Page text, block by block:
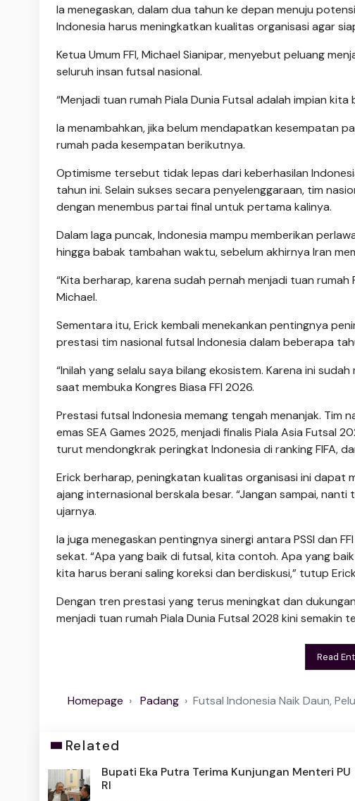
Ia menegaskan, dalam dua tahun ke depan menuju
Indonesia harus meningkatkan kualitas organisasi agar
Ketua Umum FFI, Mi­chael Sianipar, menyebut peluang
seluruh insan futsal nasional.
“Menjadi tuan rumah Piala Dunia Futsal adalah impian kita
Ia menambahkan, jika belum mendapatkan ke­sem­patan
rumah pada kesempatan berikutnya.
Optimisme tersebut tidak lepas dari keberhasilan
tahun ini. Selain sukses secara penyelenggaraan, tim
dengan menembus partai final untuk pertama kalinya.
Dalam laga puncak, Indonesia mampu memberikan
hingga babak tambahan waktu, sebelum akhirnya Iran
“Kita berharap, karena sudah pernah menjadi tuan rumah
Michael.
Sementara itu, Erick kembali menekankan pentingnya
pres­tasi tim nasional futsal Indonesia dalam beberapa
“Inilah yang selalu sa­ya bilang ekosistem. Karena ini
saat membuka Kongres Biasa FFI 2026.
Prestasi futsal Indonesia memang tengah me­nanjak. Tim
emas SEA Games 2025, menjadi finalis Piala Asia Futsal
turut mendongkrak peringkat Indonesia di ranking FIFA,
Erick berharap, pe­ning­katan kualitas organisasi ini dapat
ajang internasional berskala besar. “Jangan sampai,
ujarnya.
Ia juga menegaskan pentingnya sinergi antara PSSI dan
sekat. “Apa yang baik di futsal, kita contoh. Apa yang
kita harus berani sa­ling koreksi dan berdiskusi,” tutup
Dengan tren prestasi yang terus meningkat dan
menjadi tu­an rumah Piala Dunia Futsal 2028 kini semakin
Read
Homepage Padang Futsal Indonesia Naik Daun,
Related
Bupati Eka Putra Terima Kunjungan Menteri PU
RI